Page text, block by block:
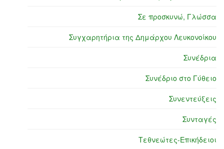
Σε προσκυνώ, Γλώσσα
Συγχαρητήρια της Δημάρχου Λευκονοίκου
Συνέδρια
Συνέδριο στο Γύθειο
Συνεντεύξεις
Συνταγές
Τεθνεώτες-Επικήδειοι